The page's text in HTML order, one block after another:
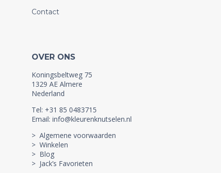
Contact
OVER ONS
Koningsbeltweg 75
1329 AE Almere
Nederland
Tel: +31 85 0483715
Email: info@kleurenknutselen.nl
> Algemene voorwaarden
> Winkelen
> Blog
> Jack’s Favorieten